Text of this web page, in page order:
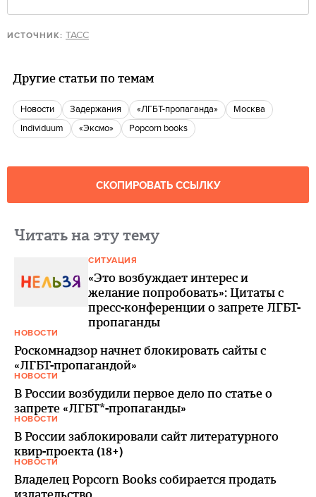
ИСТОЧНИК: ТАСС
Другие статьи по темам
новости задержания «ЛГБТ-пропаганда»
Москва
Individuum
«Эксмо» popcorn books
СКОПИРОВАТЬ ССЫЛКУ
Читать на эту тему
СИТУАЦИЯ
«Это возбуждает интерес и
желание попробовать»: Цитаты с
пресс-конференции о запрете ЛГБТ-
пропаганды
НОВОСТИ
Роскомнадзор начнет блокировать сайты с
«ЛГБТ-пропагандой»
НОВОСТИ
В России возбудили первое дело по статье о
запрете «ЛГБТ*-пропаганды»
НОВОСТИ
В России заблокировали сайт литературного
квир-проекта (18+)
НОВОСТИ
Владелец Popcorn Books собирается продать